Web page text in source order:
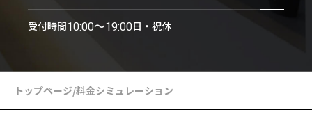
受付時間10:00〜19:00日・祝休
トップページ/料金シミュレーション